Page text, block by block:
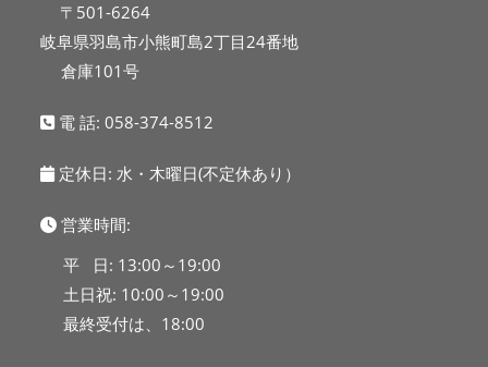
〒501-6264
岐阜県羽島市小熊町島2丁目24番地
倉庫101号
電 話:058-374-8512
定休日: 水・木曜日(不定休あり）
営業時間:
平 日: 13:00～19:00
土日祝: 10:00～19:00
最終受付は、18:00